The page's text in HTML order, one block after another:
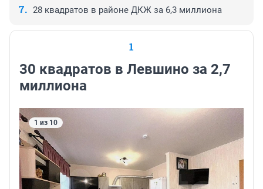
28 квадратов в районе ДКЖ за 6,3 миллиона
1
30 квадратов в Левшино за 2,7
миллиона
1 из 10